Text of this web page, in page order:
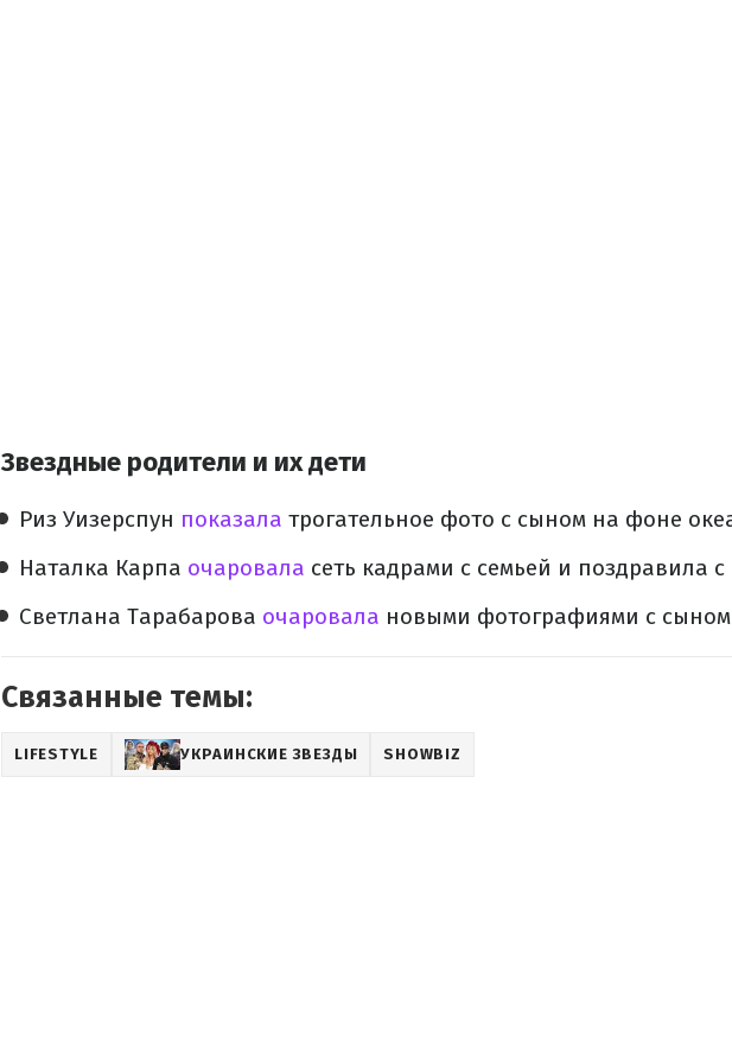
Звездные родители и их дети
Риз Уизерспун показала трогательное фото с сыном на фоне
Наталка Карпа очаровала сеть кадрами с семьей и поздравила
Светлана Тарабарова очаровала новыми фотографиями с
Связанные темы:
LIFESTYLE УКРАИНСКИЕ ЗВЕЗДЫ SHOWBIZ